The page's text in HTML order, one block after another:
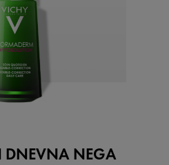
DNEVNA NEGA